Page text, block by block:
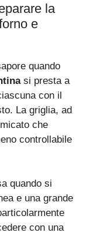
la
e
quando
si presta a
con il
La griglia, ad
che
controllabile
quando si
e una grande
con una